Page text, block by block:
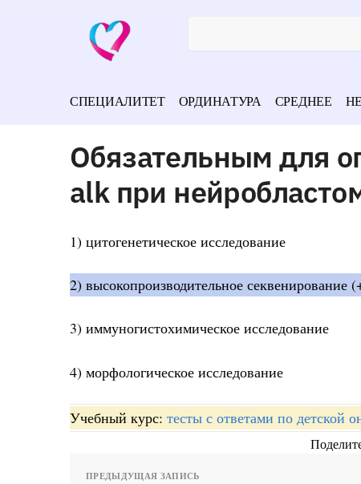
СПЕЦИАЛИТЕТ ОРДИНАТУРА СРЕДНЕЕ
Обязательным для
alk при
1) цитогенетическое исследование
2) высокопроизводительное секвенирование
3) иммуногистохимическое исследование
4) морфологическое исследование
Учебный курс: тесты с ответами по детской
ПРЕДЫДУЩАЯ ЗАПИСЬ